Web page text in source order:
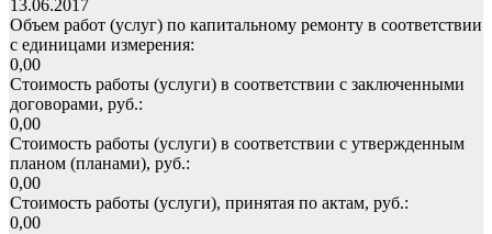
13.06.2017
Объем работ (услуг) по капитальному ремонту в соответствии
с единицами измерения:
0,00
Стоимость работы (услуги) в соответствии с заключенными
договорами, руб.:
0,00
Стоимость работы (услуги) в соответствии с утвержденным
планом (планами), руб.:
0,00
Стоимость работы (услуги), принятая по актам, руб.:
0,00